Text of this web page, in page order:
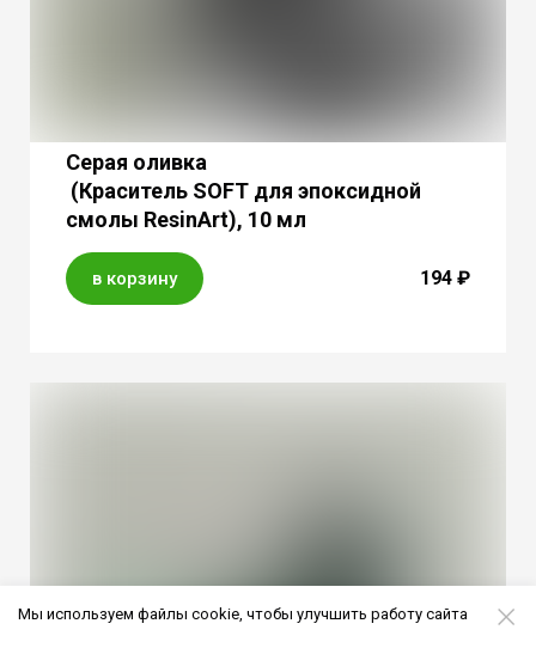
Серая оливка
(Краситель SOFT для эпоксидной
смолы ResinArt), 10 мл
в корзину 194 ₽
Мы используем файлы cookie, чтобы улучшить работу сайта